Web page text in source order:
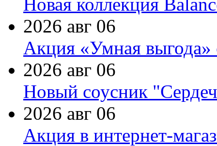
2026 авг 06
Акция «Умная выгода»
2026 авг 06
Новый соусник
2026 авг 06
Акция в интернет-